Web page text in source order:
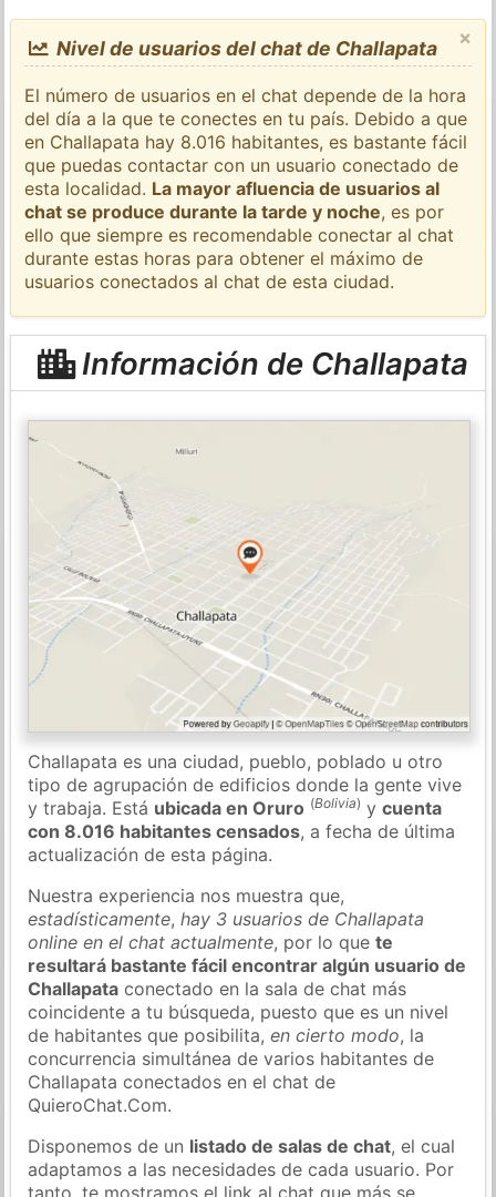
×
Nivel de usuarios del chat de Challapata
El número de usuarios en el chat depende de la hora
del día a la que te conectes en tu país. Debido a que
en Challapata hay 8.016 habitantes, es bastante fácil
que puedas contactar con un usuario conectado de
esta localidad. La mayor afluencia de usuarios al
chat se produce durante la tarde y noche, es por
ello que siempre es recomendable conectar al chat
durante estas horas para obtener el máximo de
usuarios conectados al chat de esta ciudad.
Información de Challapata
Challapata es una ciudad, pueblo, poblado u otro
tipo de agrupación de edificios donde la gente vive
y trabaja. Está ubicada en Oruro (Bolivia) ycuenta
con 8.016 habitantes censados, a fecha de última
actualización de esta página.
Nuestra experiencia nos muestra que,
estadísticamente,hay 3 usuarios de Challapata
online en el chat actualmente, por lo quete
resultará bastante fácil encontrar algún usuario de
Challapata conectado en la sala de chat más
coincidente a tu búsqueda, puesto que es un nivel
de habitantes que posibilita,en cierto modo, la
concurrencia simultánea de varios habitantes de
Challapata conectados en el chat de
QuieroChat.Com.
Disponemos de un listado de salas de chat, el cual
adaptamos a las necesidades de cada usuario. Por
tanto, te mostramos el link al chat que más se